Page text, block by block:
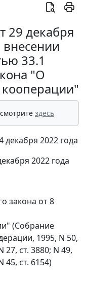
29 декабря
33.1
"О
кооперации"
здесь
2022 года
2022 года
закона от 8
(Собрание
1995, N 50,
27, ст. 3880; N 49,
45, ст. 6154)